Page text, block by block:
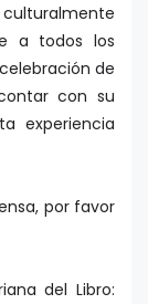
a todos los
de
con su
experiencia
por favor
del Libro: